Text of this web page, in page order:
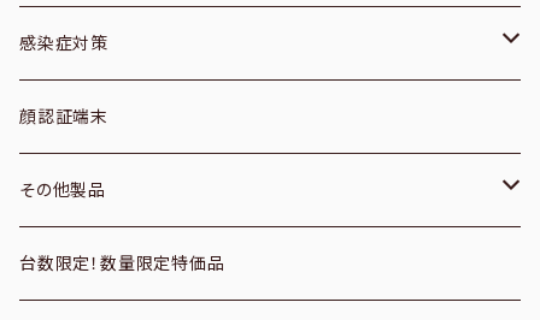
１次元／無線
２次元／有線
２次元／無線
定置式
ブックスキャナー
フィルムスキャナ
プレパラートスキャナ
フラットベッドスキャナ
感染症対策
空調機器
サーモグラフィーカメラ
CO2モニター
顔認証端末
その他製品
パソコン周辺機器
台数限定！数量限定特価品